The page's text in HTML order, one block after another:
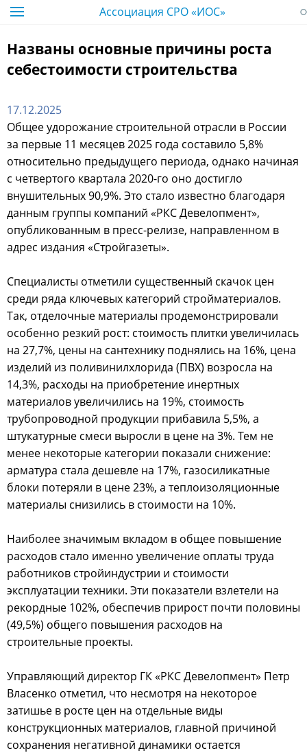
Ассоциация СРО «ИОС»
Названы основные причины роста
себестоимости строительства
17.12.2025
Общее удорожание строительной отрасли в России
за первые 11 месяцев 2025 года составило 5,8%
относительно предыдущего периода, однако начиная
с четвертого квартала 2020-го оно достигло
внушительных 90,9%. Это стало известно благодаря
данным группы компаний «РКС Девелопмент»,
опубликованным в пресс-релизе, направленном в
адрес издания «Стройгазеты».
Специалисты отметили существенный скачок цен
среди ряда ключевых категорий стройматериалов.
Так, отделочные материалы продемонстрировали
особенно резкий рост: стоимость плитки увеличилась
на 27,7%, цены на сантехнику поднялись на 16%, цена
изделий из поливинилхлорида (ПВХ) возросла на
14,3%, расходы на приобретение инертных
материалов увеличились на 19%, стоимость
трубопроводной продукции прибавила 5,5%, а
штукатурные смеси выросли в цене на 3%. Тем не
менее некоторые категории показали снижение:
арматура стала дешевле на 17%, газосиликатные
блоки потеряли в цене 23%, а теплоизоляционные
материалы снизились в стоимости на 10%.
Наиболее значимым вкладом в общее повышение
расходов стало именно увеличение оплаты труда
работников стройиндустрии и стоимости
эксплуатации техники. Эти показатели взлетели на
рекордные 102%, обеспечив прирост почти половины
(49,5%) общего повышения расходов на
строительные проекты.
Управляющий директор ГК «РКС Девелопмент» Петр
Власенко отметил, что несмотря на некоторое
затишье в росте цен на отдельные виды
конструкционных материалов, главной причиной
сохранения негативной динамики остается